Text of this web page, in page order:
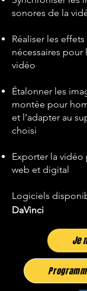
sonores de la
Réaliser les
nécessaires
vidéo
Étalonner les
montée pour
et l’adapter au
choisi
Exporter la
web et digital
Logiciels
DaVinci
Je